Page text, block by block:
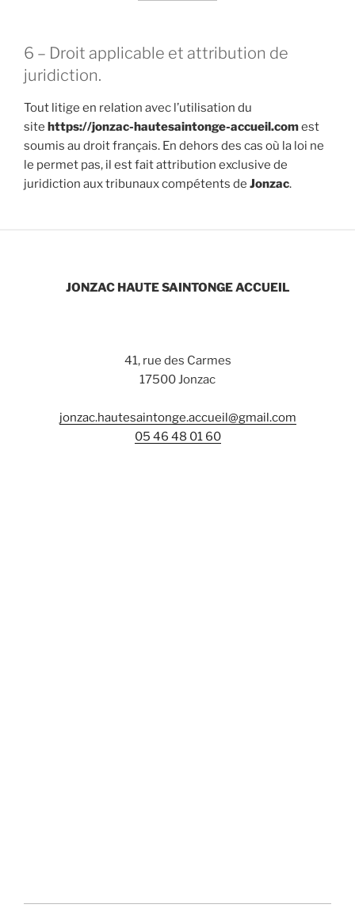
6 – Droit applicable et attribution de
juridiction.
Tout litige en relation avec l’utilisation du
site https://jonzac-hautesaintonge-accueil.comest
soumis au droit français. En dehors des cas où la loi ne
le permet pas, il est fait attribution exclusive de
juridiction aux tribunaux compétents de Jonzac.
JONZAC HAUTE SAINTONGE ACCUEIL
41, rue des Carmes
17500 Jonzac
jonzac.hautesaintonge.accueil@gmail.com
05 46 48 01 60